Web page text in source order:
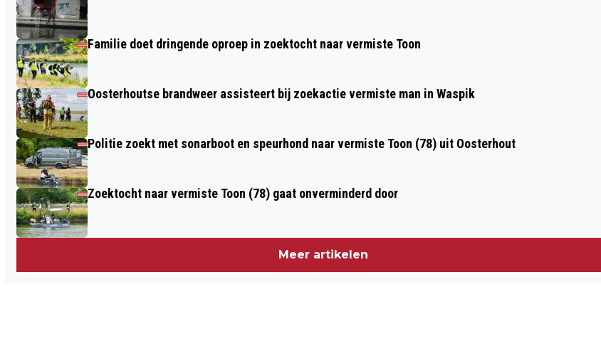
DAMESVOETBAL DRUKBEZOCHT
VOORMALIG PDM-TERREIN
Familie doet dringende oproep in zoektocht naar vermiste Toon
Oosterhoutse brandweer assisteert bij zoekactie vermiste man in Waspik
Politie zoekt met sonarboot en speurhond naar vermiste Toon (78) uit Oosterhout
Zoektocht naar vermiste Toon (78) gaat onverminderd door
Meer artikelen